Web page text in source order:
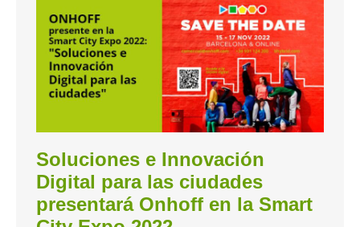
Soluciones e Innovación
Digital para las ciudades
presentará Onhoff en la Smart